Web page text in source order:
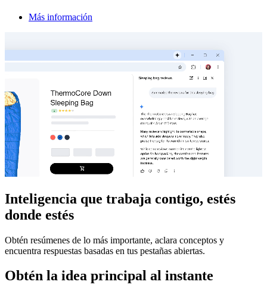
Más información
Inteligencia que trabaja contigo, estés
donde estés
Obtén resúmenes de lo más importante, aclara conceptos y
encuentra respuestas basadas en tus pestañas abiertas.
Obtén la idea principal al instante